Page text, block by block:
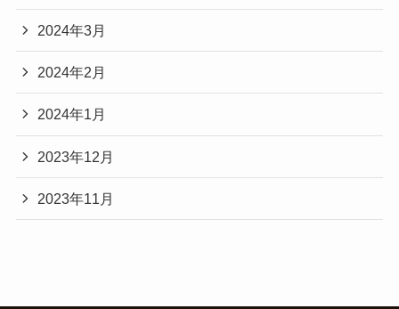
2024年3月
2024年2月
2024年1月
2023年12月
2023年11月